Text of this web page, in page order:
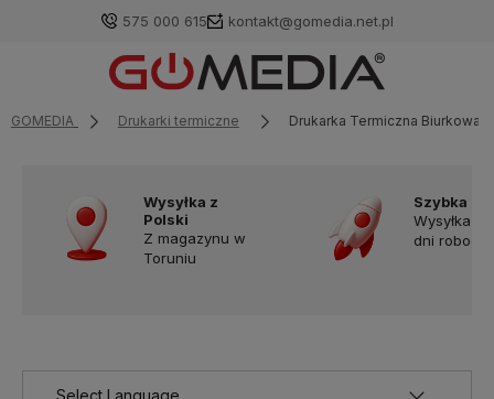
575 000 615 kontakt@gomedia.net.pl
GOMEDIA Drukarki termiczne Drukarka Termiczna Biurkowa
Wysyłka z
Polski
Z magazynu w
Toruniu
Szybka
Wysyłka w
dni